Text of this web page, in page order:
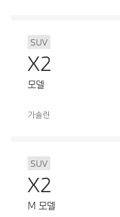
SUV
X2
모델
가솔린
SUV
X2
M 모델